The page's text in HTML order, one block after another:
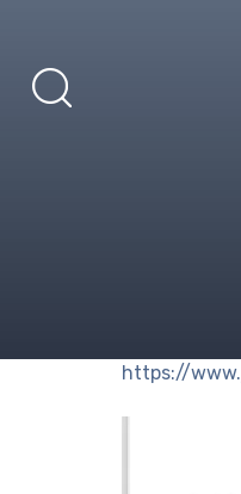
https://